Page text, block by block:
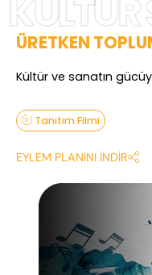
ÜRETKEN
Kültür ve sanatın
Tanıtım Filmi
EYLEM PLANINI İNDİR